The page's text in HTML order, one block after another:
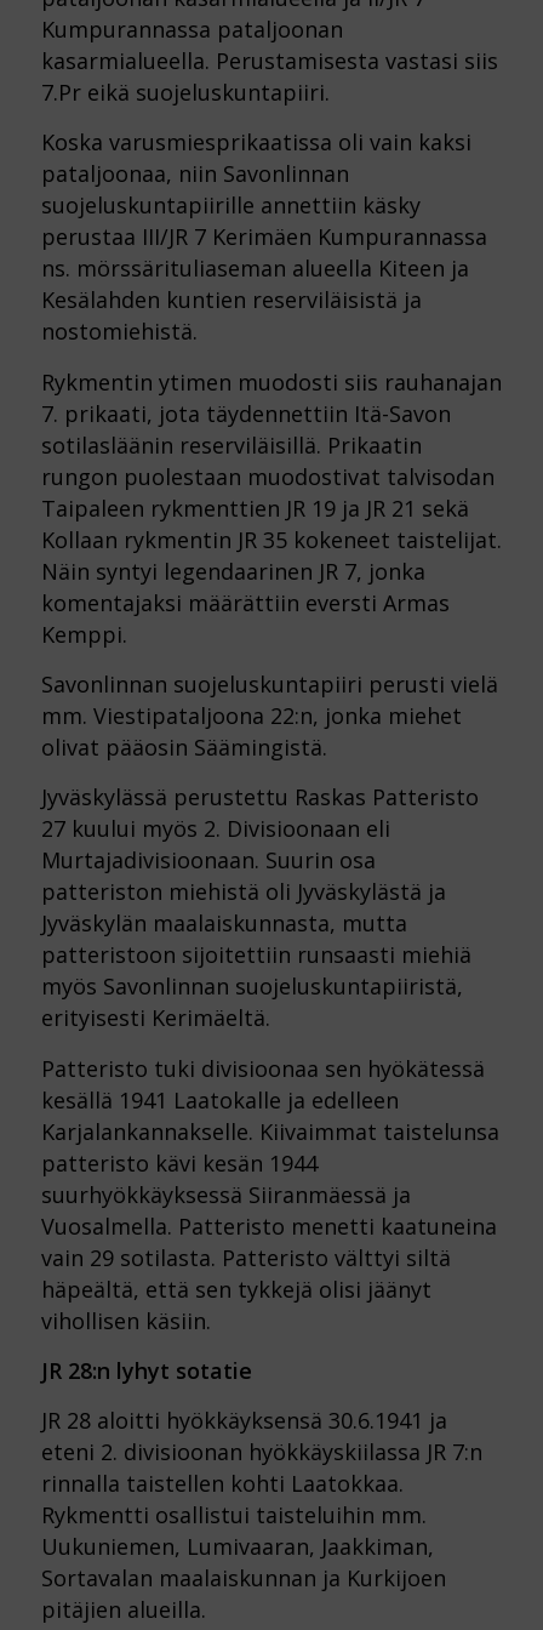
Kumpurannassa pataljoonan
kasarmialueella. Perustamisesta vastasi siis
7.Pr eikä suojeluskuntapiiri.
Koska varusmiesprikaatissa oli vain kaksi
pataljoonaa, niin Savonlinnan
suojeluskuntapiirille annettiin käsky
perustaa III/JR 7 Kerimäen Kumpurannassa
ns. mörssärituliaseman alueella Kiteen ja
Kesälahden kuntien reserviläisistä ja
nostomiehistä.
Rykmentin ytimen muodosti siis rauhanajan
7. prikaati, jota täydennettiin Itä-Savon
sotilasläänin reserviläisillä. Prikaatin
rungon puolestaan muodostivat talvisodan
Taipaleen rykmenttien JR 19 ja JR 21 sekä
Kollaan rykmentin JR 35 kokeneet taistelijat.
Näin syntyi legendaarinen JR 7, jonka
komentajaksi määrättiin eversti Armas
Kemppi.
Savonlinnan suojeluskuntapiiri perusti vielä
mm. Viestipataljoona 22:n, jonka miehet
olivat pääosin Säämingistä.
Jyväskylässä perustettu Raskas Patteristo
27 kuului myös 2. Divisioonaan eli
Murtajadivisioonaan. Suurin osa
patteriston miehistä oli Jyväskylästä ja
Jyväskylän maalaiskunnasta, mutta
patteristoon sijoitettiin runsaasti miehiä
myös Savonlinnan suojeluskuntapiiristä,
erityisesti Kerimäeltä.
Patteristo tuki divisioonaa sen hyökätessä
kesällä 1941 Laatokalle ja edelleen
Karjalankannakselle. Kiivaimmat taistelunsa
patteristo kävi kesän 1944
suurhyökkäyksessä Siiranmäessä ja
Vuosalmella. Patteristo menetti kaatuneina
vain 29 sotilasta. Patteristo välttyi siltä
häpeältä, että sen tykkejä olisi jäänyt
vihollisen käsiin.
JR 28:n lyhyt sotatie
JR 28 aloitti hyökkäyksensä 30.6.1941 ja
eteni 2. divisioonan hyökkäyskiilassa JR 7:n
rinnalla taistellen kohti Laatokkaa.
Rykmentti osallistui taisteluihin mm.
Uukuniemen, Lumivaaran, Jaakkiman,
Sortavalan maalaiskunnan ja Kurkijoen
pitäjien alueilla.